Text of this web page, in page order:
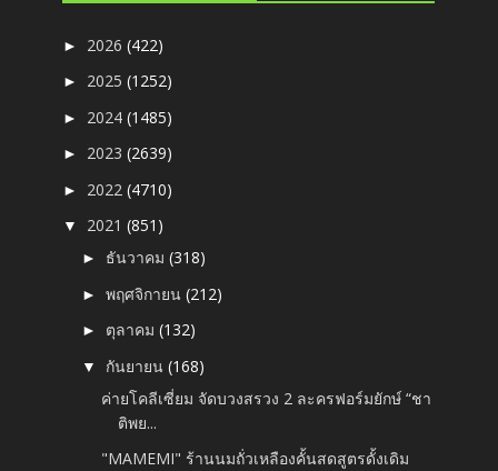
► 2026(422)
► 2025(1252)
► 2024(1485)
► 2023(2639)
► 2022(4710)
▼ 2021(851)
► ธันวาคม(318)
►พฤศจิกายน(212)
► ตุลาคม(132)
▼ กันยายน(168)
ค่ายโคลีเซี่ยม จัดบวงสรวง 2 ละครฟอร์มยักษ์ “ชา
ติพย...
"MAMEMI" ร้านนมถั่วเหลืองคั้นสดสูตรดั้งเดิม